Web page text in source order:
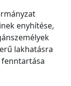
enyhítése,
lakhatásra